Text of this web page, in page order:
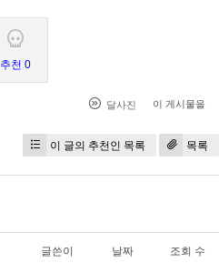
추천 0
달사진 이 게시물을
이 글의 추천인 목록 목록
글쓴이 날짜 조회 수